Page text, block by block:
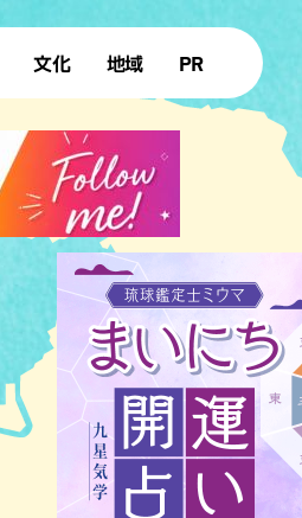
文化
復帰50年
地域
本島北部
本島南部
北部離島
PR